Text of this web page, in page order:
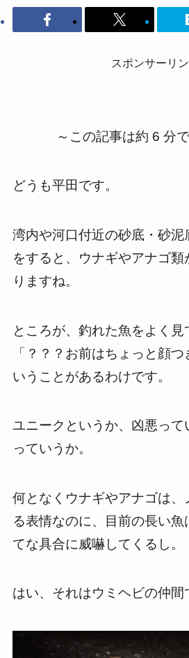
スポンサーリ
～この記事は約 6 分
どうも平田です。
湾内や河口付近の砂底・砂泥
をすると、ウナギやアナゴ
りますね。
ところが、釣れた魚をよく見
「？？？お前はちょっと顔
いうことがあるわけです。
ユニークというか、凶悪って
っていうか。
何となくウナギやアナゴは、
る表情なのに、目前の長い魚
てな具合に威嚇してくるし。
はい、それはウミヘビの仲間